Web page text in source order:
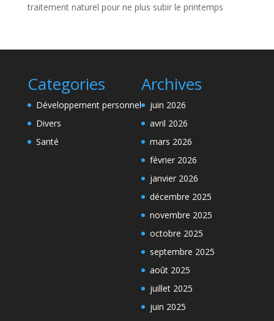
traitement naturel pour ne plus subir le printemps
Categories
Développement personnel
Divers
Santé
Archives
juin 2026
avril 2026
mars 2026
février 2026
janvier 2026
décembre 2025
novembre 2025
octobre 2025
septembre 2025
août 2025
juillet 2025
juin 2025